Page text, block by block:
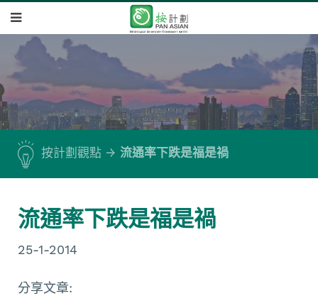
按計劃觀點 流通率下跌是福是禍
流通率下跌是福是禍
25-1-2014
分享文章: